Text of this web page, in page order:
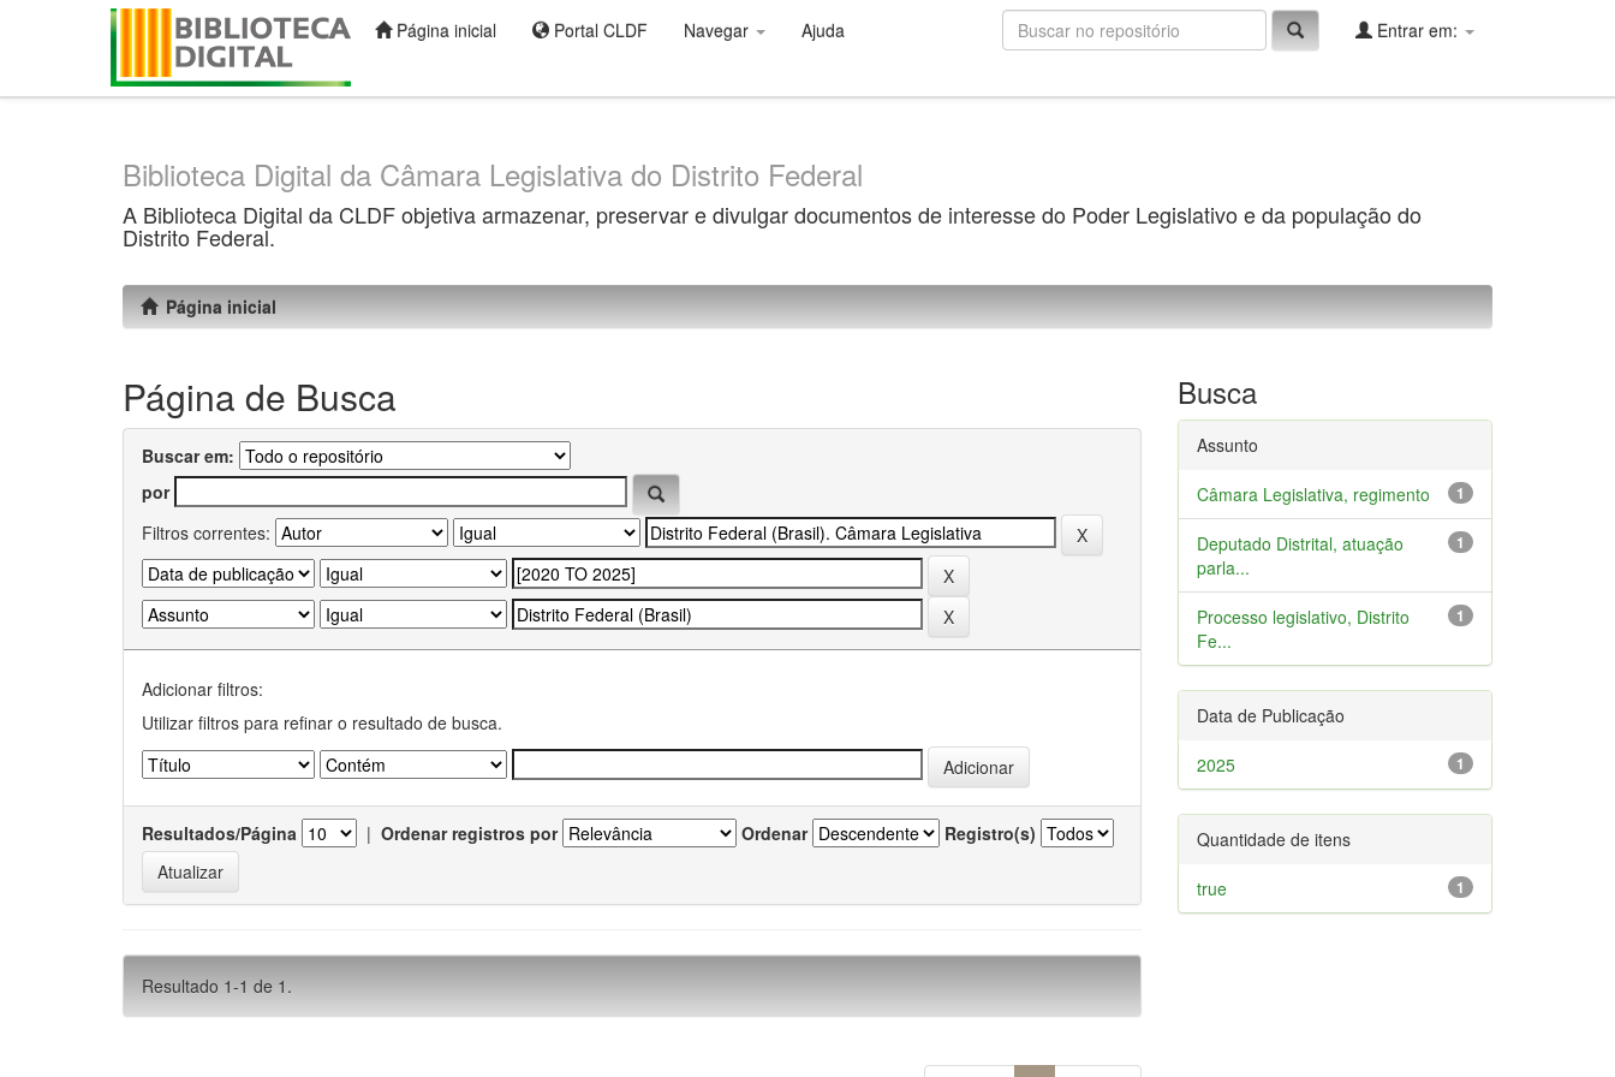
Página inicial Portal CLDF Navegar Ajuda Entrar em:
Biblioteca Digital da Câmara Legislativa do Distrito Federal
A Biblioteca Digital da CLDF objetiva armazenar, preservar e divulgar documentos de interesse do Poder Legislativo e da população do
Distrito Federal.
Página inicial
Página de Busca
Buscar em:
por
Filtros correntes:
Adicionar filtros:
Utilizar filtros para refinar o resultado de busca.
Resultados/Página | Ordenar registros por Ordenar Registro(s)
Resultado 1-1 de 1.
Busca
Assunto
1
Câmara Legislativa, regimento
1
Deputado Distrital, atuação
parla...
1
Processo legislativo, Distrito
Fe...
Data de Publicação
1
2025
Quantidade de itens
1
true